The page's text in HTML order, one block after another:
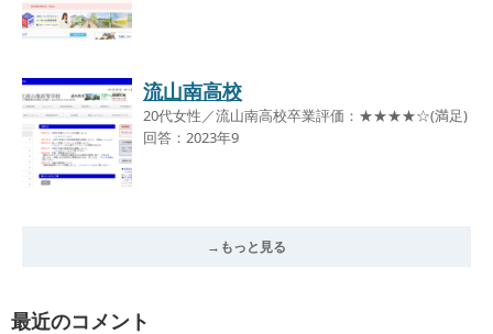
流山南高校
20代女性／流山南高校卒業評価：★★★★☆(満足)
回答：2023年9
→もっと見る
最近のコメント